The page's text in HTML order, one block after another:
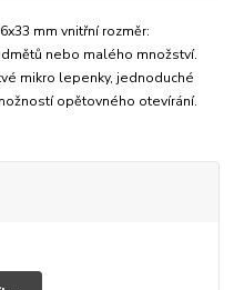
mm vnitřní rozměr:
nebo malého množství.
mikro lepenky, jednoduché
opětovného otevírání.